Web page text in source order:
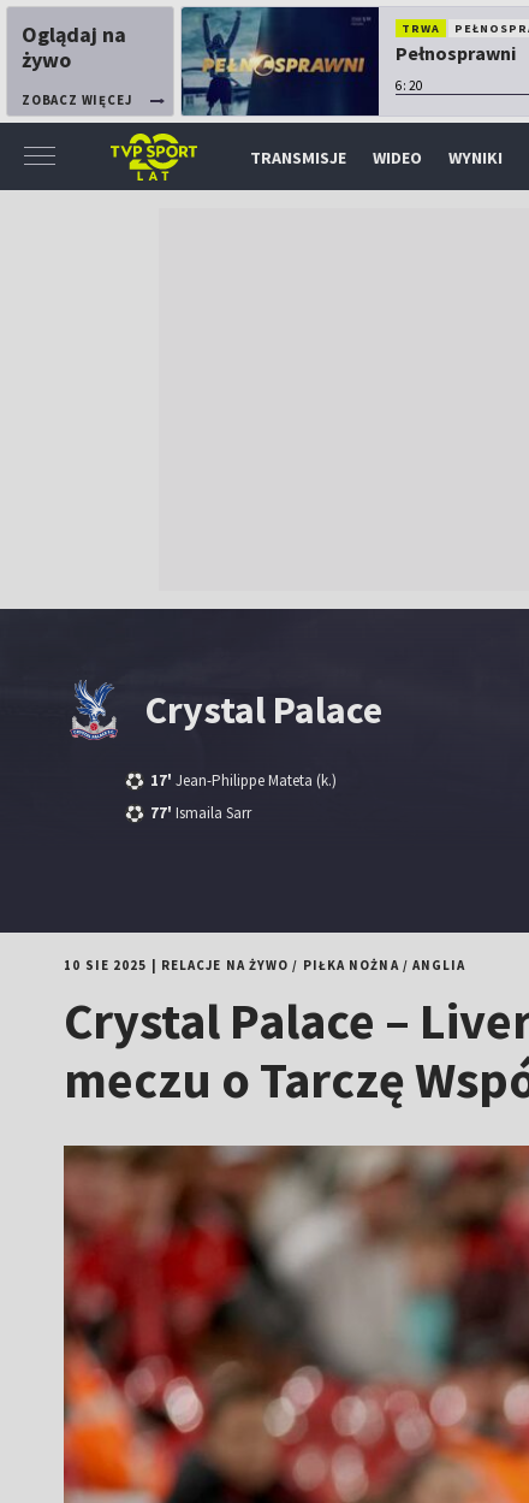
Oglądaj na
żywo
ZOBACZ WIĘCEJ
TRWA
Pełnosprawni
6:20
TRANSMISJE WIDEO WYNIKI
Crystal Palace
17' Jean-Philippe Mateta (k.)
77' Ismaila Sarr
10 SIE 2025 RELACJE NA ŻYWO / PIŁKA NOŻNA/ ANGLIA
Crystal Palace –
meczu o Tarczę